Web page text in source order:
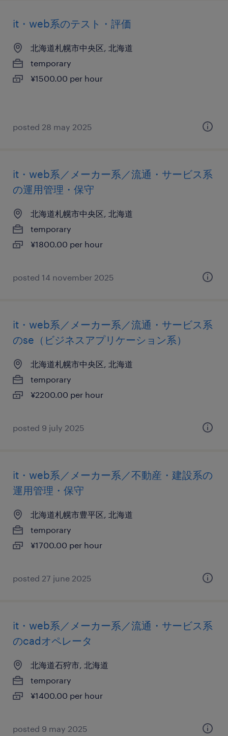
it・web系のテスト・評価
北海道札幌市中央区, 北海道
temporary
¥1500.00 per hour
posted 28 may 2025
it・web系／メーカー系／流通・サービス系
の運用管理・保守
北海道札幌市中央区, 北海道
temporary
¥1800.00 per hour
posted 14 november 2025
it・web系／メーカー系／流通・サービス系
のse（ビジネスアプリケーション系）
北海道札幌市中央区, 北海道
temporary
¥2200.00 per hour
posted 9 july 2025
it・web系／メーカー系／不動産・建設系の
運用管理・保守
北海道札幌市豊平区, 北海道
temporary
¥1700.00 per hour
posted 27 june 2025
it・web系／メーカー系／流通・サービス系
のcadオペレータ
北海道石狩市, 北海道
temporary
¥1400.00 per hour
posted 9 may 2025